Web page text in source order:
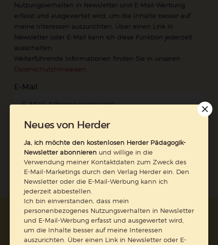
Nutzungsverhalten in Newsletter und E-Mail-Werbung
erfasst und ausgewertet wird, um die Inhalte besser auf
meine Interessen auszurichten. Über einen Link in
Newsletter oder E-Mail kann ich diese Funktion jederzeit
ausschalten.
Weiterführende Informationen finden Sie in unseren
Datenschutzhinweisen
E-Mail
AGB und Widerrufsbelehrung
Datenschutz
Barrierefreiheit
Impressum
Neues von Herder
Ja, ich möchte den kostenlosen Herder Pädagogik-
Newsletter abonnieren und willige in die
Verwendung meiner Kontaktdaten zum Zweck des
E-Mail-Marketings durch den Verlag Herder ein. Den
Newsletter oder die E-Mail-Werbung kann ich
jederzeit abbestellen.
Ich bin einverstanden, dass mein
personenbezogenes Nutzungsverhalten in Newsletter
und E-Mail-Werbung erfasst und ausgewertet wird,
um die Inhalte besser auf meine Interessen
auszurichten. Über einen Link in Newsletter oder E-